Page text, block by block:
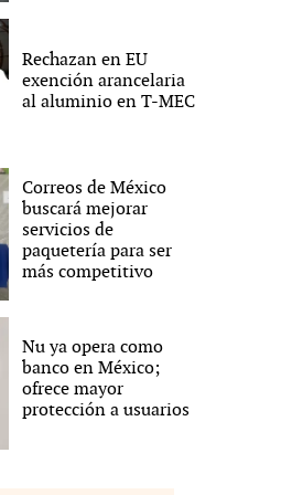
Rechazan en EU
exención arancelaria
al aluminio en T-MEC
Correos de México
buscará mejorar
servicios de
paquetería para ser
más competitivo
Nu ya opera como
banco en México;
ofrece mayor
protección a usuarios